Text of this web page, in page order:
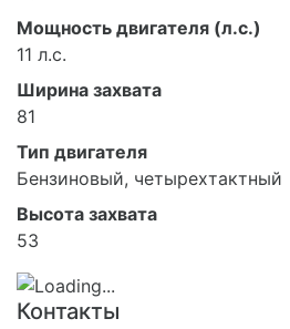
Мощность двигателя (л.с.)
11 л.с.
Ширина захвата
81
Тип двигателя
Бензиновый, четырехтактный
Высота захвата
53
Контакты